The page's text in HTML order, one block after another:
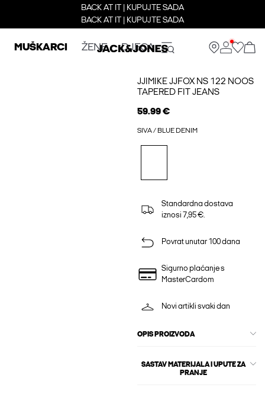
BACK AT IT | KUPUJTE SADA
BACK AT IT | KUPUJTE SADA
MUŠKARCI ŽENE DJECA
JJIMIKE JJFOX NS 122 NOOS
TAPERED FIT JEANS
59.99 €
SIVA / BLUE DENIM
Standardna dostava
iznosi 7,95 €.
Povrat unutar 100 dana
Sigurno plaćanje s
MasterCardom
Novi artikli svaki dan
OPIS PROIZVODA
SASTAV MATERIJALA I UPUTE ZA
PRANJE